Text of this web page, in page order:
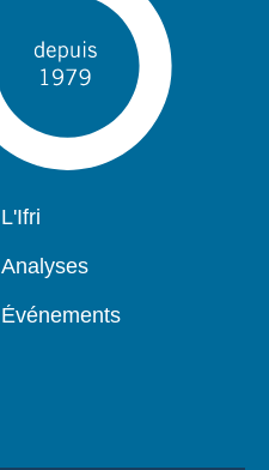
Navigation
L'Ifri
Analyses
Événements